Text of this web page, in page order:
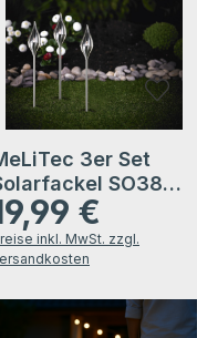
3er Set
SO38
Preis:
€
inkl. MwSt. zzgl.